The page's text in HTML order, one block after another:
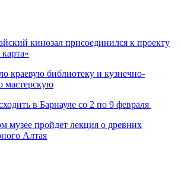
кинозал присоединился к проекту
краевую библиотеку и кузнечно-
мастерскую
в Барнауле со 2 по 9 февраля
музее пройдет лекция о древних
Алтая